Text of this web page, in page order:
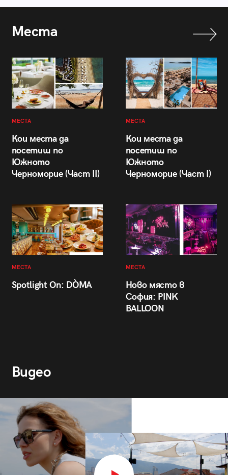
Места
МЕСТА
Кои места да
посетиш по
Южното
Черноморие (Част II)
МЕСТА
Кои места да
посетиш по
Южното
Черноморие (Част I)
МЕСТА
Spotlight On: DÒMA
МЕСТА
Ново място в
София: PINK
BALLOON
Видео